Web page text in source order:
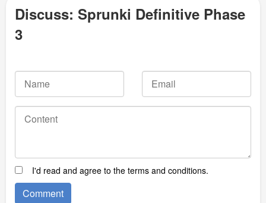
Discuss: Sprunki Definitive Phase
3
I'd read and agree to the terms and conditions.